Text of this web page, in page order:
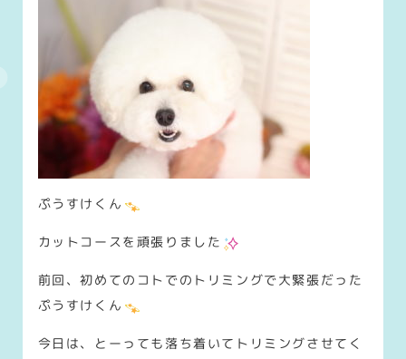
ぷうすけくん
カットコースを頑張りました
前回、初めてのコトでのトリミングで大緊張だった
ぷうすけくん
今日は、とーっても落ち着いてトリミングさせてく